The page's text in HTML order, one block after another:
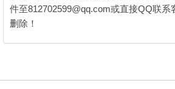
件至812702599@qq.com或直接QQ联
删除！